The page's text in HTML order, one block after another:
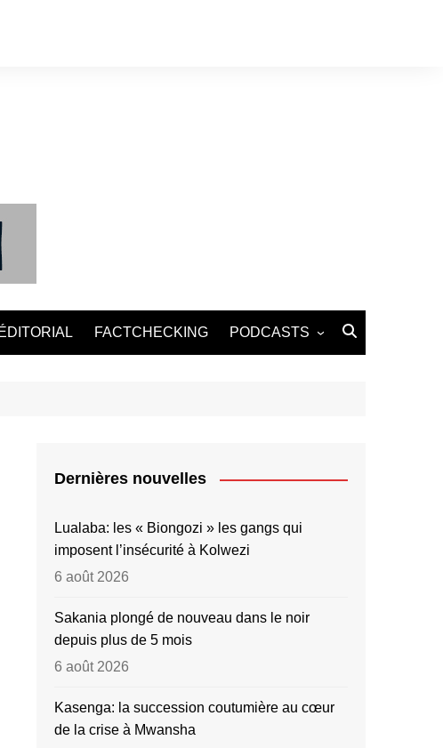
ÉDITORIAL FACTCHECKING PODCASTS
Dernières nouvelles
Lualaba: les « Biongozi » les gangs qui
imposent l’insécurité à Kolwezi
6 août 2026
Sakania plongé de nouveau dans le noir
depuis plus de 5 mois
6 août 2026
Kasenga: la succession coutumière au cœur
de la crise à Mwansha